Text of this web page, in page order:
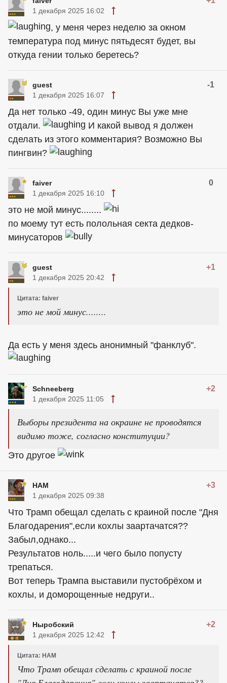
1 декабря 2025 16:02
, у меня через неделю за окном
температура под минус пятьдесят будет, вы
откуда гении только беретесь?
guest -1
1 декабря 2025 16:07
Да нет только -49, один минус Вы уже мне
отдали.
И какой вывод я должен
сделать из этого комментария? Возможно Вы
пингвин?
faiver 0
1 декабря 2025 16:10
это не мой минус........
по моему тут есть полольная секта дедков-
минусаторов
guest +1
1 декабря 2025 20:42
Цитата: faiver
это не мой минус........
Да есть у меня здесь анонимный "фанклуб".
Schneeberg +2
1 декабря 2025 11:05
Выборы президента на окраине не проводятся
видимо тоже, согласно конституции?
Это другое
HAM +3
1 декабря 2025 09:38
Что Трамп обещал сделать с краиной после "Дня
Благодарения",если кохлы заартачатся??
Забыл,однако...
Результатов ноль.....и чего было попусту
трепаться.
Вот теперь Трампа выставили пустобрёхом и
кохлы, и доморощенные недруги..
Ныробский +2
1 декабря 2025 12:42
Цитата: HAM
Что Трамп обещал сделать с краиной после